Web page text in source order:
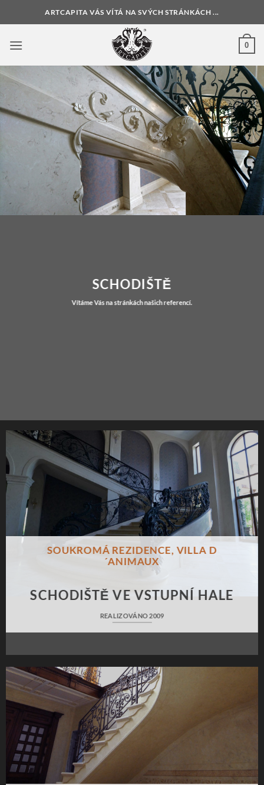
na
ARTCAPITA VÁS VÍTÁ NA SVÝCH STRÁNKÁCH ...
0
SCHODIŠTĚ
Vítáme Vás na stránkách našich referencí.
SOUKROMÁ REZIDENCE, VILLA D
´ANIMAUX
SCHODIŠTĚ VE VSTUPNÍ HALE
REALIZOVÁNO 2009